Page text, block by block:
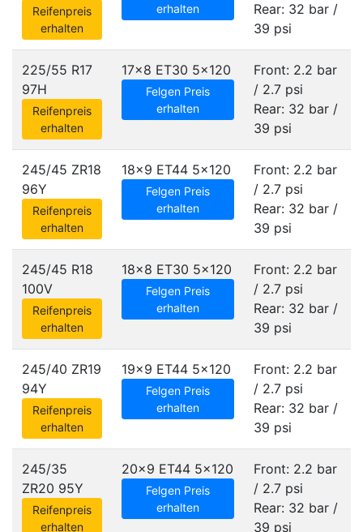
Reifenpreis
erhalten
erhalten
Rear: 32 bar /
39 psi
225/55 R17
97H
Reifenpreis
erhalten
17x8 ET30 5x120
Felgen Preis
erhalten
Front: 2.2 bar
/ 2.7 psi
Rear: 32 bar /
39 psi
245/45 ZR18
96Y
Reifenpreis
erhalten
18x9 ET44 5x120
Felgen Preis
erhalten
Front: 2.2 bar
/ 2.7 psi
Rear: 32 bar /
39 psi
245/45 R18
100V
Reifenpreis
erhalten
18x8 ET30 5x120
Felgen Preis
erhalten
Front: 2.2 bar
/ 2.7 psi
Rear: 32 bar /
39 psi
245/40 ZR19
94Y
Reifenpreis
erhalten
19x9 ET44 5x120
Felgen Preis
erhalten
Front: 2.2 bar
/ 2.7 psi
Rear: 32 bar /
39 psi
245/35
ZR20 95Y
Reifenpreis
erhalten
20x9 ET44 5x120
Felgen Preis
erhalten
Front: 2.2 bar
/ 2.7 psi
Rear: 32 bar /
39 psi